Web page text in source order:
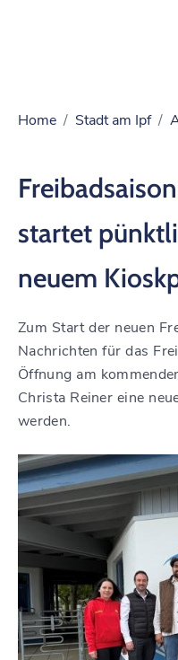
Home Stadt am Ipf
startet
neuem
Zum Start der neuen
Nachrichten für das
Öffnung am
Christa Reiner eine
werden.